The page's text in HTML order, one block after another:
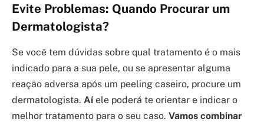
Evite Problemas: Quando Procurar um
Dermatologista?
Se você tem dúvidas sobre qual tratamento é o mais
indicado para a sua pele, ou se apresentar alguma
reação adversa após um peeling caseiro, procure um
dermatologista. Aíele poderá te orientar e indicar o
melhor tratamento para o seu caso. Vamos combinar